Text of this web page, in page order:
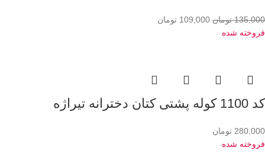
135,000 تومان 109,000 تومان
فروخته شده
کد 1100 کوله پشتی کتان دخترانه تیراژه
280,000 تومان
فروخته شده